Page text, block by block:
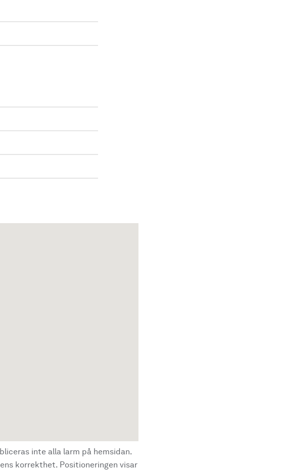
inte alla larm på hemsidan.
korrekthet. Positioneringen visar